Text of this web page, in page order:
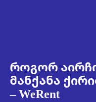
როგორ
მანქანა
– WeRent